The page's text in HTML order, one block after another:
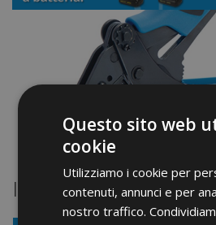
In primo piano
Questo sito web
cookie
Utilizziamo i cookie per
contenuti, annunci e per
nostro traffico.